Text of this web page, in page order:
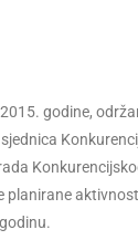
godine,
planirane